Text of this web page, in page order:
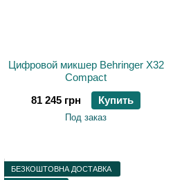
Цифровой микшер Behringer X32
Compact
81 245 грн
Купить
Под заказ
БЕЗКОШТОВНА ДОСТАВКА